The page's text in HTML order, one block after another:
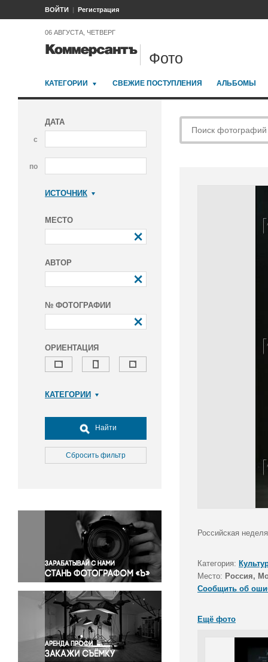
ВОЙТИ Регистрация
06 АВГУСТА, ЧЕТВЕРГ
Фото
КАТЕГОРИИ СВЕЖИЕ ПОСТУПЛЕНИЯ АЛЬБОМЫ
ДАТА
с
по
ИСТОЧНИК
МЕСТО
АВТОР
№ ФОТОГРАФИИ
ОРИЕНТАЦИЯ
КАТЕГОРИИ
Досуг, туризм и отдых
Культура
Медицина
Окружающая среда
Политика
Правосудие
Происшествия и конфликты
Религия
Светская жизнь
Спорт
Экология
Экономика и бизнес
Найти
Сбросить фильтр
Российская
Категория:
Место: Россия,
Сообщить об
Ещё фото